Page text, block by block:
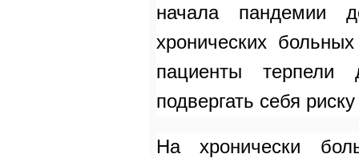
начала пандемии
хронических
пациенты
подвергать себя
На хронически